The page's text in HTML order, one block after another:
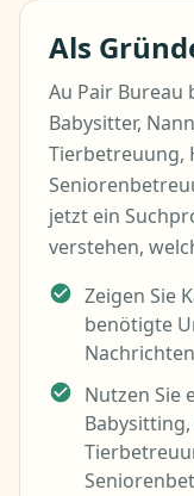
Als
Au Pair
Babysitter,
Tierbetreuung,
jetzt ein
verstehen,
Zeigen Sie
benötigte
Nutzen Sie
Babysitting,